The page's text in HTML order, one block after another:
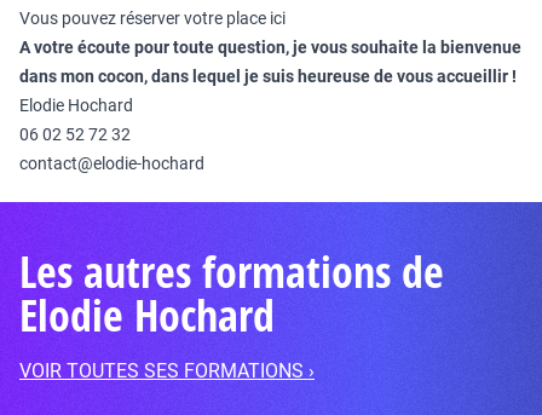
Vous pouvez réserver votre place ici
A votre écoute pour toute question, je vous souhaite la bienvenue
dans mon cocon, dans lequel je suis heureuse de vous accueillir !
Elodie Hochard
06 02 52 72 32
contact@elodie-hochard
Les autres formations de
Elodie Hochard
VOIR TOUTES SES FORMATIONS ›